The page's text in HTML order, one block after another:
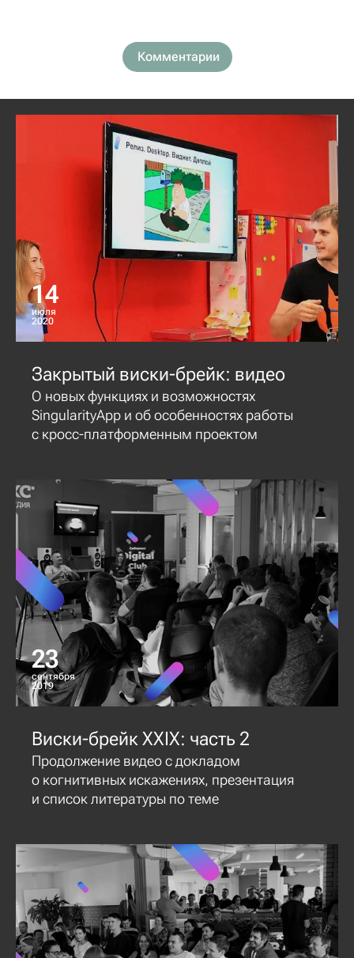
Комментарии
14
июля
2020
Закрытый виски-брейк: видео
О новых функциях и возможностях
SingularityApp и об особенностях работы
с кросс-платформенным проектом
23
сентября
2019
Виски-брейк XXIX: часть 2
Продолжение видео с докладом
о когнитивных искажениях, презентация
и список литературы по теме